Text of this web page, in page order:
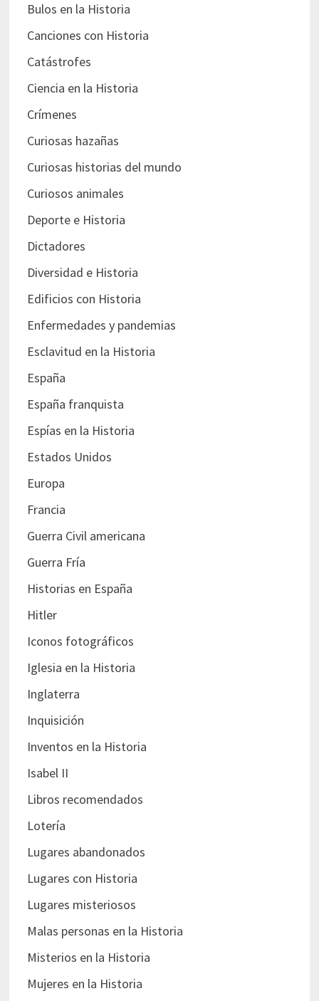
Bulos en la Historia
Canciones con Historia
Catástrofes
Ciencia en la Historia
Crímenes
Curiosas hazañas
Curiosas historias del mundo
Curiosos animales
Deporte e Historia
Dictadores
Diversidad e Historia
Edificios con Historia
Enfermedades y pandemias
Esclavitud en la Historia
España
España franquista
Espías en la Historia
Estados Unidos
Europa
Francia
Guerra Civil americana
Guerra Fría
Historias en España
Hitler
Iconos fotográficos
Iglesia en la Historia
Inglaterra
Inquisición
Inventos en la Historia
Isabel II
Libros recomendados
Lotería
Lugares abandonados
Lugares con Historia
Lugares misteriosos
Malas personas en la Historia
Misterios en la Historia
Mujeres en la Historia